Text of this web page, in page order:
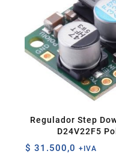
Regulador Step
D24V22F5
$ 31.500,0 +IVA